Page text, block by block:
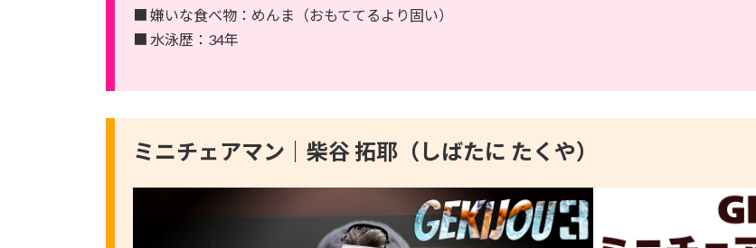
■ 嫌いな食べ物：めんま（おもててるより固い）
■ 水泳歴：34年
ミニチェアマン｜柴谷 拓耶（しばたに たくや）